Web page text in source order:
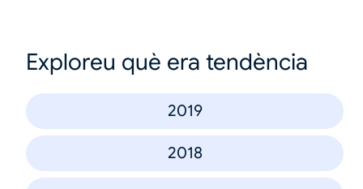
Exploreu què era tendència
2019
2018